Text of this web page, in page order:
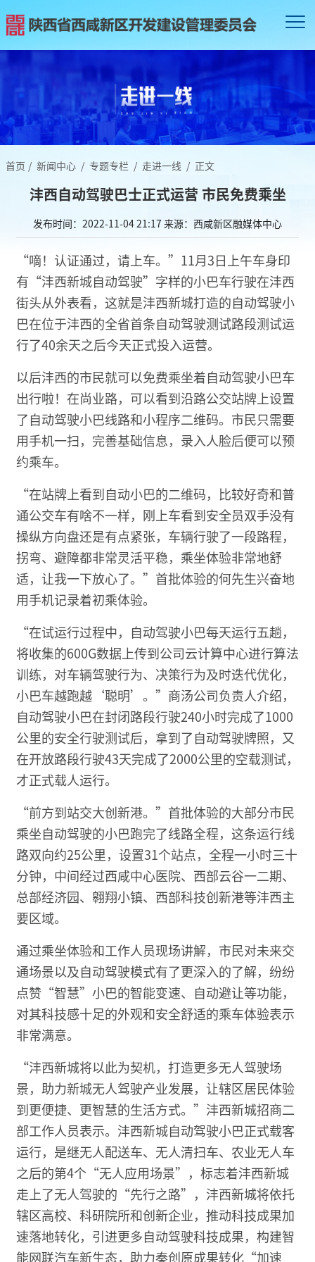
首页 / 新闻中心 / 专题专栏 / 走进一线 / 正文
沣西自动驾驶巴士正式运营 市民免费乘坐
发布时间：2022-11-04 21:17来源：西咸新区融媒体中心
“嘀！认证通过，请上车。”11月3日上午车身印
有“沣西新城自动驾驶”字样的小巴车行驶在沣西
街头从外表看，这就是沣西新城打造的自动驾驶小
巴在位于沣西的全省首条自动驾驶测试路段测试运
行了40余天之后今天正式投入运营。
以后沣西的市民就可以免费乘坐着自动驾驶小巴车
出行啦！在尚业路，可以看到沿路公交站牌上设置
了自动驾驶小巴线路和小程序二维码。市民只需要
用手机一扫，完善基础信息，录入人脸后便可以预
约乘车。
“在站牌上看到自动小巴的二维码，比较好奇和普
通公交车有啥不一样，刚上车看到安全员双手没有
操纵方向盘还是有点紧张，车辆行驶了一段路程，
拐弯、避障都非常灵活平稳，乘坐体验非常地舒
适，让我一下放心了。”首批体验的何先生兴奋地
用手机记录着初乘体验。
“在试运行过程中，自动驾驶小巴每天运行五趟，
将收集的600G数据上传到公司云计算中心进行算法
训练，对车辆驾驶行为、决策行为及时迭代优化，
小巴车越跑越‘聪明’。”商汤公司负责人介绍，
自动驾驶小巴在封闭路段行驶240小时完成了1000
公里的安全行驶测试后，拿到了自动驾驶牌照，又
在开放路段行驶43天完成了2000公里的空载测试，
才正式载人运行。
“前方到站交大创新港。”首批体验的大部分市民
乘坐自动驾驶的小巴跑完了线路全程，这条运行线
路双向约25公里，设置31个站点，全程一小时三十
分钟，中间经过西咸中心医院、西部云谷一二期、
总部经济园、翱翔小镇、西部科技创新港等沣西主
要区域。
通过乘坐体验和工作人员现场讲解，市民对未来交
通场景以及自动驾驶模式有了更深入的了解，纷纷
点赞“智慧”小巴的智能变速、自动避让等功能，
对其科技感十足的外观和安全舒适的乘车体验表示
非常满意。
“沣西新城将以此为契机，打造更多无人驾驶场
景，助力新城无人驾驶产业发展，让辖区居民体验
到更便捷、更智慧的生活方式。”沣西新城招商二
部工作人员表示。沣西新城自动驾驶小巴正式载客
运行，是继无人配送车、无人清扫车、农业无人车
之后的第4个“无人应用场景”，标志着沣西新城
走上了无人驾驶的“先行之路”，沣西新城将依托
辖区高校、科研院所和创新企业，推动科技成果加
速落地转化，引进更多自动驾驶科技成果，构建智
能网联汽车新生态，助力秦创原成果转化“加速